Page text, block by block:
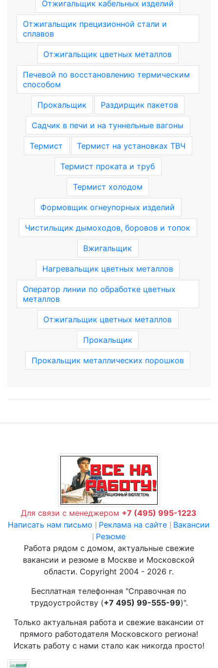
Отжигальщик кабельных изделий
Отжигальщик прецизионной стали и
сплавов
Отжигальщик цветных металлов
Печевой по восстановлению термическим
способом
Прокальщик Раздирщик пакетов
Садчик в печи и на туннельные вагоны
Термист Термист на установках ТВЧ
Термист проката и труб
Термист холодом
Формовщик огнеупорных изделий
Чистильщик дымоходов, боровов и топок
Вжигальщик
Нагревальщик цветных металлов
Оператор линии по обработке цветных
металлов
Отжигальщик цветных металлов
Прокальщик
Прокальщик металлических порошков
Для связи с менеджером +7 (495) 995-1223
Написать нам письмо
Реклама на сайте Вакансии
Резюме
Работа рядом с домом, актуальные свежие
вакансии и резюме в Москве и Московской
области. Copyright 2004 - 2026 г.
Бесплатная телефонная "Справочная по
трудоустройству (+7 495) 99-555-99)".
Только актуальная работа и свежие вакансии от
прямого работодателя Московского региона!
Искать работу с нами стало как никогда просто!